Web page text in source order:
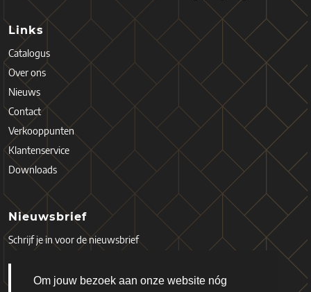
Om jouw bezoek aan onze website nóg
Links
Catalogus
Over ons
Nieuws
Contact
Verkooppunten
Klantenservice
Downloads
Nieuwsbrief
Schrijf je in voor de nieuwsbrief